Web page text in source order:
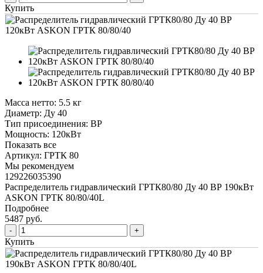
Купить
Масса нетто: 5.5 кг
Диаметр: Ду 40
Тип присоединения: ВР
Мощность: 120кВт
Показать все
Артикул: ГРТК 80
Мы рекомендуем
129226035390
Распределитель гидравлический ГРТК80/80 Ду 40 ВР 190кВт
ASKON ГРТК 80/80/40L
Подробнее
5487 руб.
Купить